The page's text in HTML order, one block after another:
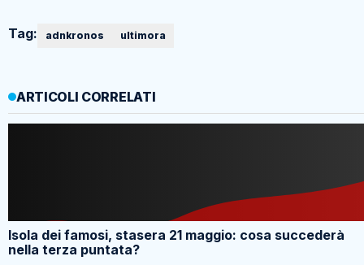
Tag: adnkronos ultimora
ARTICOLI CORRELATI
Isola dei famosi, stasera 21 maggio: cosa succederà
nella terza puntata?